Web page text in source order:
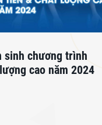
sinh chương trình
cao năm 2024